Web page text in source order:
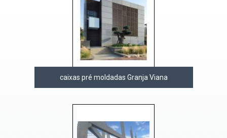
caixas pré moldadas Granja Viana